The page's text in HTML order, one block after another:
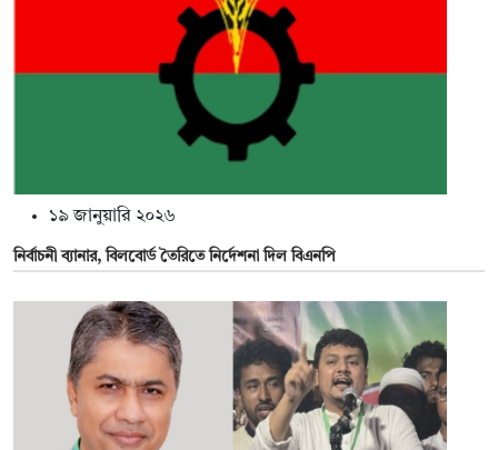
১৯ জানুয়ারি ২০২৬
নির্বাচনী ব্যানার, বিলবোর্ড তৈরিতে নির্দেশনা দিল বিএনপি